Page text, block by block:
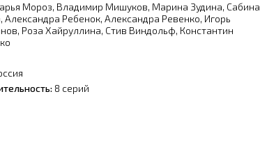
Мороз, Владимир Мишуков, Марина Зудина, Сабина
Александра Ребенок, Александра Ревенко, Игорь
Роза Хайруллина, Стив Виндольф, Константин
8 серий